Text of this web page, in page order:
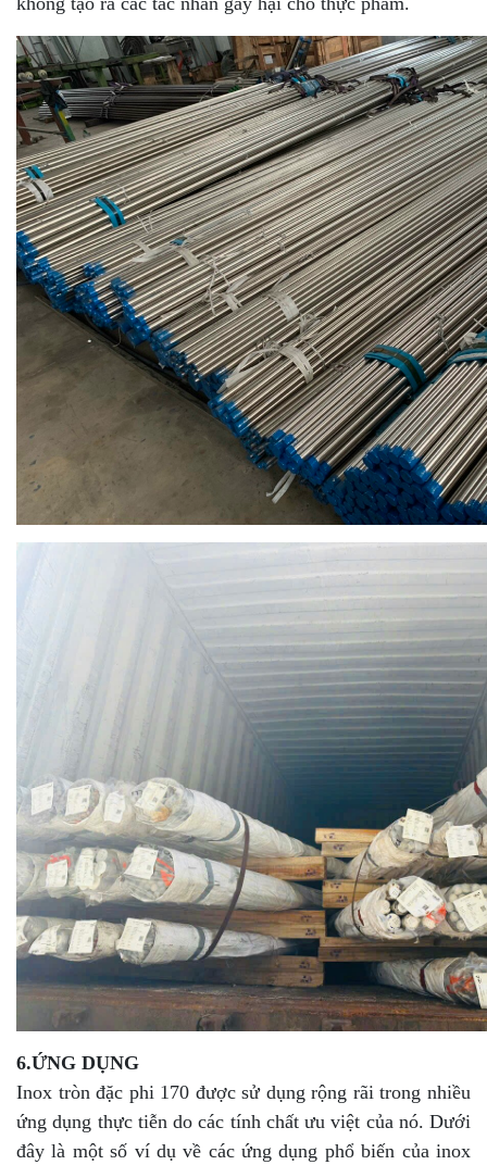
6.ỨNG DỤNG
Inox tròn đặc phi 170 được sử dụng rộng rãi trong nhiều
ứng dụng thực tiễn do các tính chất ưu việt của nó. Dưới
đây là một số ví dụ về các ứng dụng phổ biến của inox